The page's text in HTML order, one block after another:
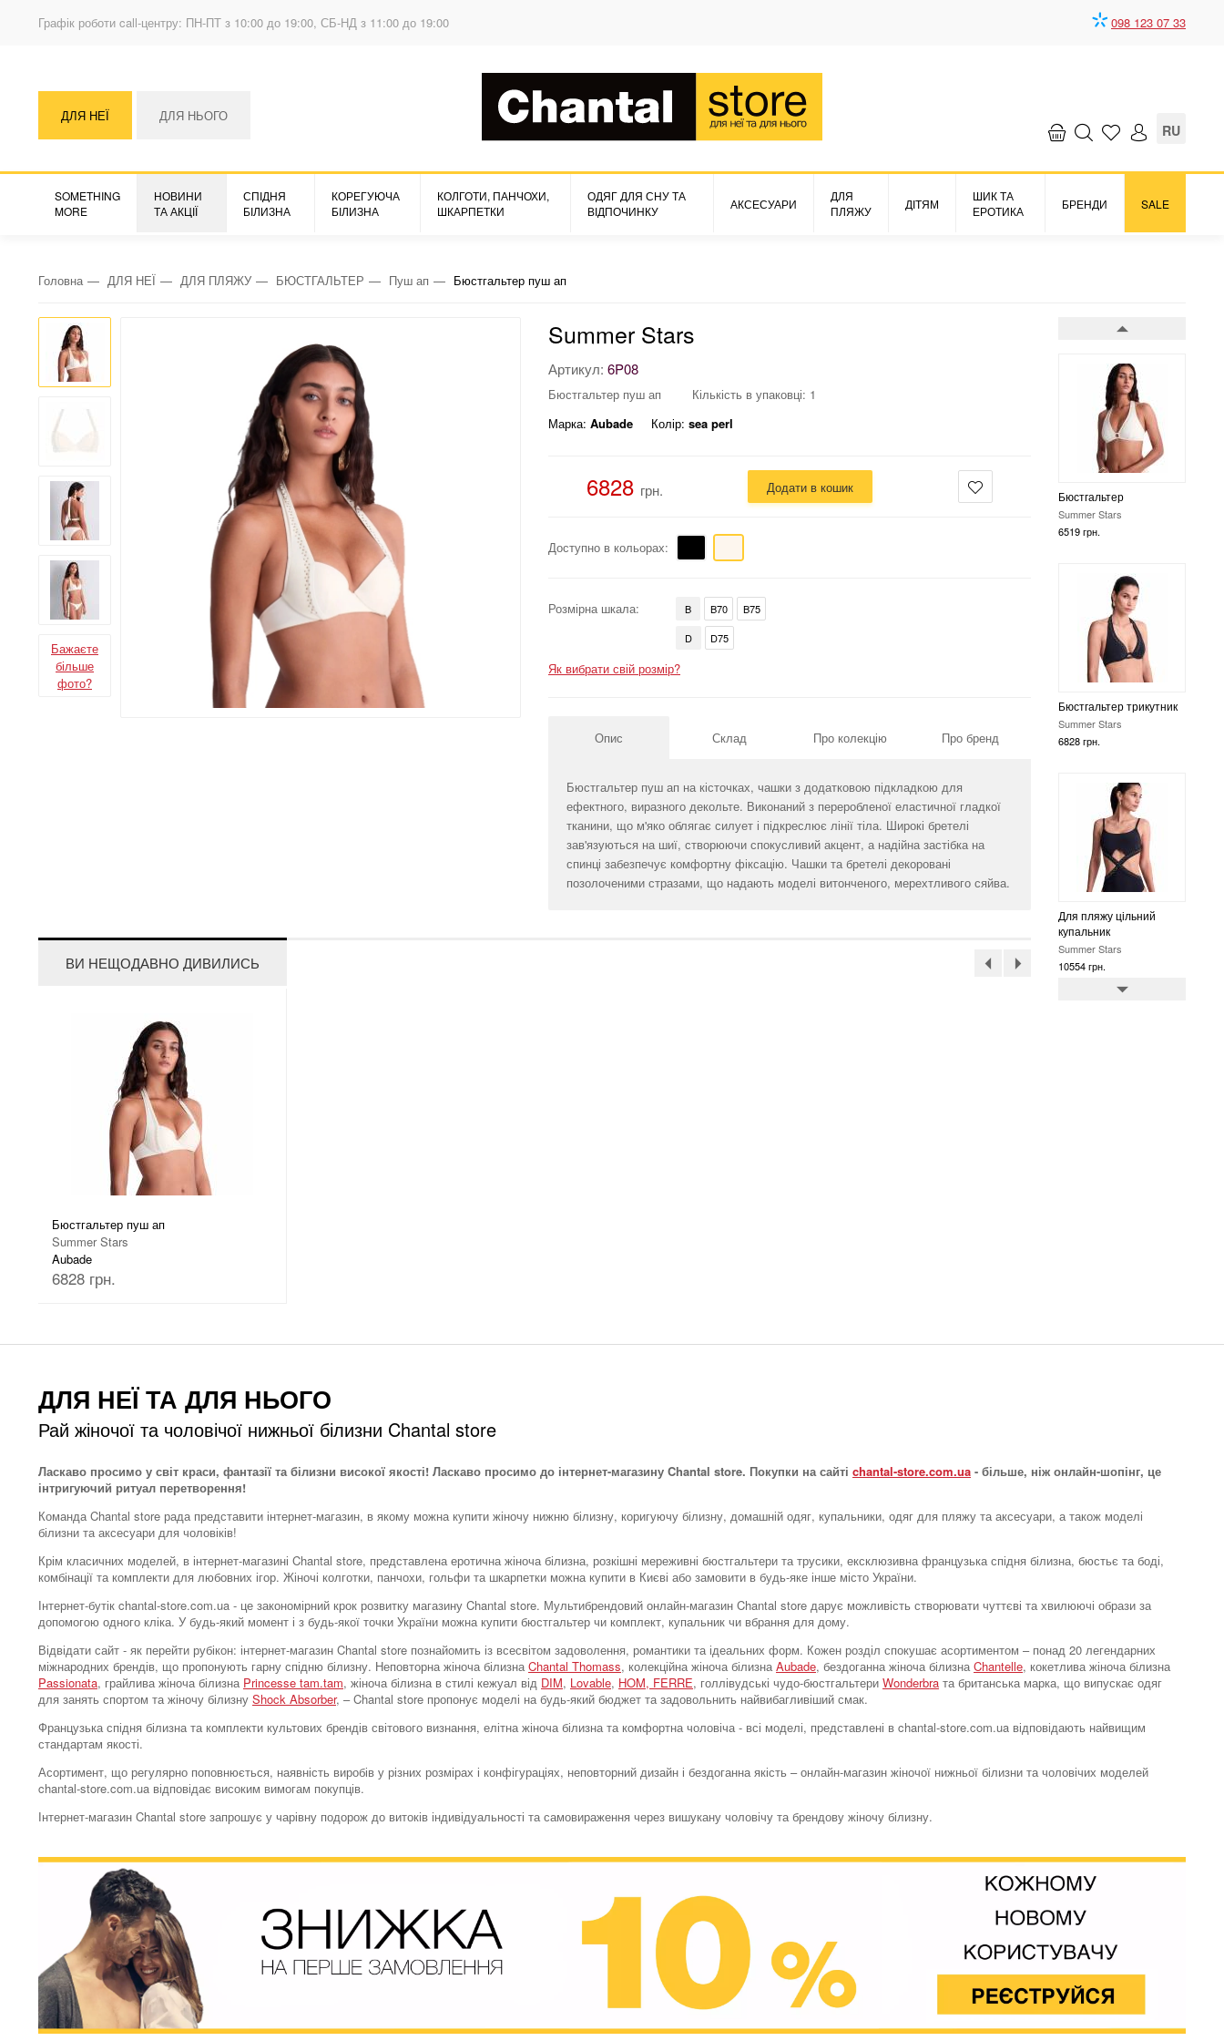
Графік роботи call-центру: ПН-ПТ з 10:00 до 19:00, СБ-НД з 11:00 до 19:00 098 123 07 33
ДЛЯ НЕЇ ДЛЯ НЬОГО
RU
SOMETHING
MORE
НОВИНИ
ТА АКЦІЇ
СПІДНЯ
БІЛИЗНА
КОРЕГУЮЧА
БІЛИЗНА
КОЛГОТИ, ПАНЧОХИ,
ШКАРПЕТКИ
ОДЯГ ДЛЯ СНУ ТА
ВІДПОЧИНКУ
АКСЕСУАРИ
ДЛЯ
ПЛЯЖУ
ДІТЯМ
ШИК ТА
ЕРОТИКА
БРЕНДИ SALE
Головна ДЛЯ НЕЇ ДЛЯ ПЛЯЖУ БЮСТГАЛЬТЕР Пуш ап Бюстгальтер пуш ап
Бюстгальтер трикутник
Summer Stars
6828 грн.
Для пляжу цільний
купальник
Summer Stars
Труси бікіні
Summer Stars
3724 грн.
Summer Stars
Summer Stars
Бажаєте
більше
фото?
Summer Stars
Артикул: 6P08
Бюстгальтер пуш ап
Кількість в упаковці: 1
Марка: Aubade Колір: sea perl
6828 грн. Додати в кошик
Доступно в кольорах:
Розмірна шкала: B B70
B75
D
D75
Як вибрати свій розмір?
Опис Склад Про колекцію Про бренд
Бюстгальтер пуш ап на кісточках, чашки з додатковою підкладкою для
ефектного, виразного декольте. Виконаний з переробленої еластичної гладкої
тканини, що м'яко облягає силует і підкреслює лінії тіла. Широкі бретелі
зав'язуються на шиї, створюючи спокусливий акцент, а надійна застібка на
спинці забезпечує комфортну фіксацію. Чашки та бретелі декоровані
позолоченими стразами, що надають моделі витонченого, мерехтливого сяйва.
ВИ НЕЩОДАВНО ДИВИЛИСЬ
Бюстгальтер пуш ап
Summer Stars
Aubade
6828 грн.
ДЛЯ НЕЇ ТА ДЛЯ НЬОГО
Рай жіночої та чоловічої нижньої білизни Chantal store
Ласкаво просимо у світ краси, фантазії та білизни високої якості! Ласкаво просимо до інтернет-магазину Chantal store. Покупки на сайті chantal-store.com.ua - більше, ніж онлайн-шопінг, це
інтригуючий ритуал перетворення!
Команда Chantal store рада представити інтернет-магазин, в якому можна купити жіночу нижню білизну, коригуючу білизну, домашній одяг, купальники, одяг для пляжу та аксесуари, а також моделі
білизни та аксесуари для чоловіків!
Крім класичних моделей, в інтернет-магазині Chantal store, представлена ​​еротична жіноча білизна, розкішні мереживні бюстгальтери та трусики, ексклюзивна французька спідня білизна, бюстьє та боді,
комбінації та комплекти для любовних ігор. Жіночі колготки, панчохи, гольфи та шкарпетки можна купити в Києві або замовити в будь-яке інше місто України.
Інтернет-бутік chantal-store.com.ua - це закономірний крок розвитку магазину Chantal store. Мультибрендовий онлайн-магазин Chantal store дарує можливість створювати чуттєві та хвилюючі образи за
допомогою одного кліка. У будь-який момент і з будь-якої точки України можна купити бюстгальтер чи комплект, купальник чи вбрання для дому.
Відвідати сайт - як перейти рубікон: інтернет-магазин Chantal store познайомить із всесвітом задоволення, романтики та ідеальних форм. Кожен розділ спокушає асортиментом – понад 20 легендарних
міжнародних брендів, що пропонують гарну спідню білизну. Неповторна жіноча білизнаChantal Thomass, колекційна жіноча білизнаAubade, бездоганна жіноча білизнаChantelle, кокетлива жіноча білизна
Passionata, грайлива жіноча білизна Princesse tam.tam, жіноча білизна в стилі кежуал від DIM, Lovable, HOM, FERRE, голлівудські чудо-бюстгальтери Wonderbra та британська марка, що випускає одяг
для занять спортом та жіночу білизну Shock Absorber, – Chantal store пропонує моделі на будь-який бюджет та задовольнить найвибагливіший смак.
Французька спідня білизна та комплекти культових брендів світового визнання, елітна жіноча білизна та комфортна чоловіча - всі моделі, представлені в chantal-store.com.ua відповідають найвищим
стандартам якості.
Асортимент, що регулярно поповнюється, наявність виробів у різних розмірах і конфігураціях, неповторний дизайн і бездоганна якість – онлайн-магазин жіночої нижньої білизни та чоловічих моделей
chantal-store.com.ua відповідає високим вимогам покупців.
Інтернет-магазин Chantal store запрошує у чарівну подорож до витоків індивідуальності та самовираження через вишукану чоловічу та брендову жіночу білизну.